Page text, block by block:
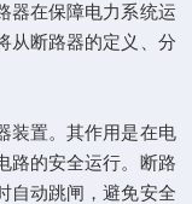
在保障电力系统运
从断路器的定义、分
装置。其作用是在电
路的安全运行。断路
自动跳闸，避免安全